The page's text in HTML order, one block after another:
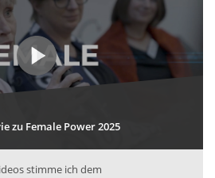
zu Female Power 2025
stimme ich dem